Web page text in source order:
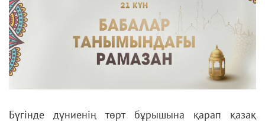
Бүгінде дүниенің төрт бұрышына қарап қазақ